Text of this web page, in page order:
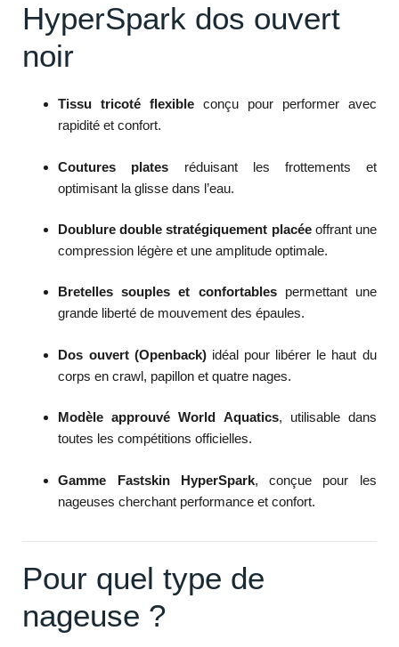
HyperSpark dos ouvert
noir
Tissu tricoté flexible conçu pour performer avec
rapidité et confort.
Coutures plates réduisant les frottements et
optimisant la glisse dans l’eau.
Doublure double stratégiquement placéeoffrant une
compression légère et une amplitude optimale.
Bretelles souples et confortablespermettant une
grande liberté de mouvement des épaules.
Dos ouvert (Openback)idéal pour libérer le haut du
corps en crawl, papillon et quatre nages.
Modèle approuvé World Aquatics, utilisable dans
toutes les compétitions officielles.
Gamme Fastskin HyperSpark, conçue pour les
nageuses cherchant performance et confort.
Pour quel type de
nageuse ?